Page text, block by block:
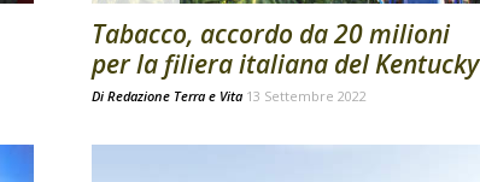
Tabacco, accordo da 20 milioni
per la filiera italiana del Kentucky
Di Redazione Terra e Vita 13 Settembre 2022